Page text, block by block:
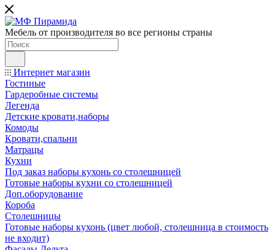
Мебель от производителя во все регионы страны
Интернет магазин
Гостиные
Гардеробные системы
Легенда
Детские кровати,наборы
Комоды
Кровати,спальни
Матрацы
Кухни
Под заказ наборы кухонь со столешницей
Готовые наборы кухни со столешницей
Доп.оборудование
Короба
Столешницы
Готовые наборы кухонь (цвет любой, столешница в стоимость
не входит)